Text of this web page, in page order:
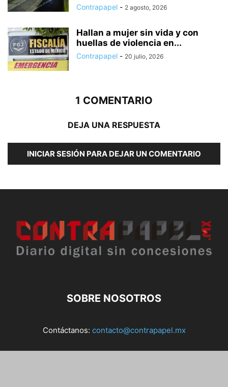
Contrapapel - 2 agosto, 2026
Hallan a mujer sin vida y con
huellas de violencia en...
Contrapapel - 20 julio, 2026
1 COMENTARIO
DEJA UNA RESPUESTA
INICIAR SESIÓN PARA DEJAR UN COMENTARIO
SOBRE NOSOTROS
Contáctanos: contacto@contrapapel.mx